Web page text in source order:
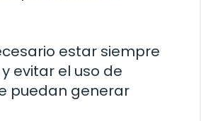
estar siempre
evitar el uso de
puedan generar